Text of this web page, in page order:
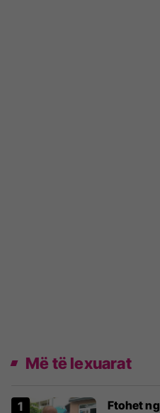
Më të lexuarat
Ftohet